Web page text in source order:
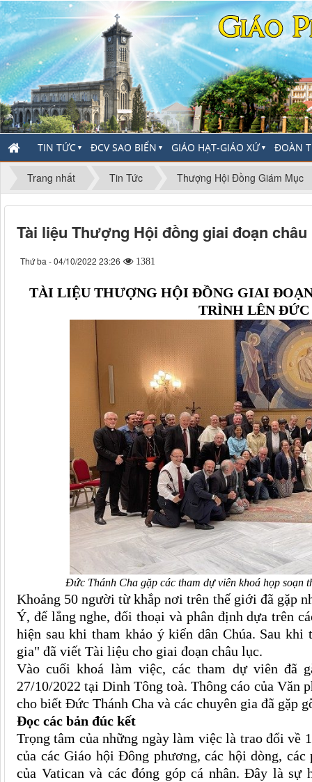
TIN TỨC ▼ ĐCV SAO BIỂN ▼ GIÁO HẠT-GIÁO XỨ▼ ĐOÀN
Trang nhất Tin Tức Thượng Hội Đồng Giám Mục
Tài liệu Thượng Hội đồng giai đoạn
Thứ ba - 04/10/2022 23:26 1381
TÀI LIỆU THƯỢNG HỘI ĐỒNG GIAI
TRÌNH LÊN
Đức Thánh Cha gặp các tham dự viên khoá họp
Khoảng 50 người từ khắp nơi trên thế giới đã gặp
Ý, để lắng nghe, đối thoại và phân định dựa trên
hiện sau khi tham khảo ý kiến dân Chúa. Sau
gia" đã viết Tài liệu cho giai đoạn châu lục.
Vào cuối khoá làm việc, các tham dự viên đã
27/10/2022 tại Dinh Tông toà. Thông cáo của Văn
cho biết Đức Thánh Cha và các chuyên gia đã gặp
Đọc các bản đúc kết
Trọng tâm của những ngày làm việc là trao đổi về
của các Giáo hội Đông phương, các hội dòng,
của Vatican và các đóng góp cá nhân. Đây là